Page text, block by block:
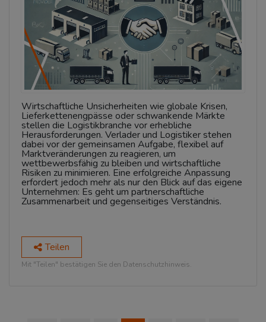
Wirtschaftliche Unsicherheiten wie globale Krisen,
Lieferkettenengpässe oder schwankende Märkte
stellen die Logistikbranche vor erhebliche
Herausforderungen. Verlader und Logistiker stehen
dabei vor der gemeinsamen Aufgabe, flexibel auf
Marktveränderungen zu reagieren, um
wettbewerbsfähig zu bleiben und wirtschaftliche
Risiken zu minimieren. Eine erfolgreiche Anpassung
erfordert jedoch mehr als nur den Blick auf das eigene
Unternehmen: Es geht um partnerschaftliche
Zusammenarbeit und gegenseitiges Verständnis.
Teilen
Mit "Teilen" bestätigen Sie den Datenschutzhinweis.